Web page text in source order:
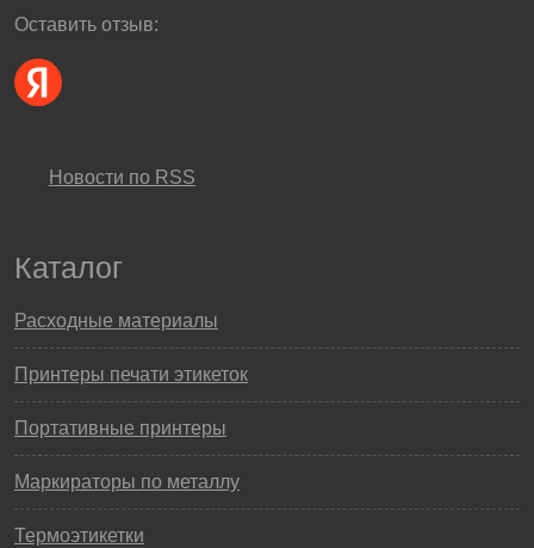
Оставить отзыв:
Новости по RSS
Каталог
Расходные материалы
Принтеры печати этикеток
Портативные принтеры
Маркираторы по металлу
Термоэтикетки